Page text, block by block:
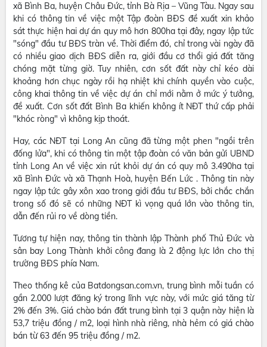
xã Bình Ba, huyện Châu Đức, tỉnh Bà Rịa – Vũng Tàu. Ngay sau
khi có thông tin về việc một Tập đoàn BĐS đề xuất xin khảo
sát thực hiện hai dự án quy mô hơn 800ha tại đây, ngay lập tức
"sóng" đầu tư BĐS tràn về. Thời điểm đó, chỉ trong vài ngày đã
có nhiều giao dịch BĐS diễn ra, giới đầu cơ thổi giá đất tăng
chóng mặt từng giờ. Tuy nhiên, cơn sốt đất này chỉ kéo dài
khoảng hơn chục ngày rồi hạ nhiệt khi chính quyền vào cuộc,
công khai thông tin về việc dự án chỉ mới nằm ở mức ý tưởng,
đề xuất. Cơn sốt đất Bình Ba khiến không ít NĐT thứ cấp phải
"khóc ròng" vì không kịp thoát.
Hay, các NĐT tại Long An cũng đã từng một phen "ngồi trên
đống lửa", khi có thông tin một tập đoàn có văn bản gửi UBND
tỉnh Long An về việc xin rút khỏi dự án có quy mô 3.490ha tại
xã Bình Đức và xã Thạnh Hoà, huyện Bến Lức . Thông tin này
ngay lập tức gây xôn xao trong giới đầu tư BĐS, bởi chắc chắn
trong số đó sẽ có những NĐT kì vọng quá lớn vào thông tin,
dẫn đến rủi ro về dòng tiền.
Tương tự hiện nay, thông tin thành lập Thành phố Thủ Đức và
sân bay Long Thành khởi công đang là 2 động lực lớn cho thị
trường BĐS phía Nam.
Theo thống kê của Batdongsan.com.vn, trung bình mỗi tuần có
gần 2.000 lượt đăng ký trong lĩnh vực này, với mức giá tăng từ
2% đến 3%. Giá chào bán đất trung bình tại 3 quận này hiện là
53,7 triệu đồng / m2, loại hình nhà riêng, nhà hẻm có giá chào
bán từ 63 đến 95 triệu đồng / m2.